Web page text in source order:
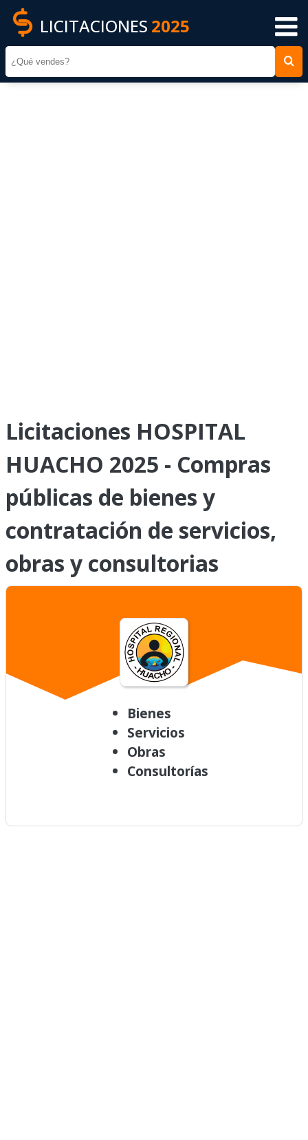
LICITACIONES 2025
Licitaciones HOSPITAL
HUACHO 2025 - Compras
públicas de bienes y
contratación de servicios,
obras y consultorias
Bienes
Servicios
Obras
Consultorías